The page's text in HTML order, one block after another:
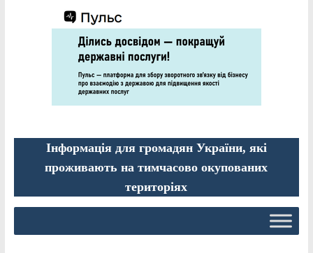
Інформація для громадян України, які
проживають на тимчасово окупованих
територіях